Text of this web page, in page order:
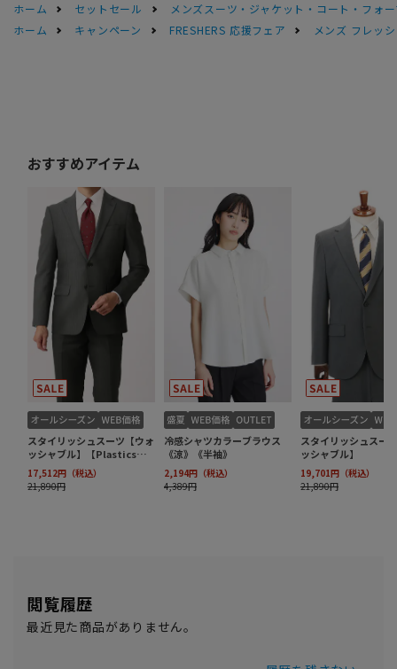
ホーム
セットセール
メンズスーツ・ジャケット・コート・フォ
ホーム
キャンペーン FRESHERS 応援フェア メンズ フレッ
閲覧履歴
最近見た商品がありません。